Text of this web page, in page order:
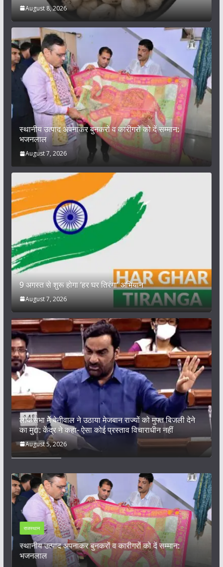
August 8, 2026
स्थानीय उत्पाद अपनाकर बुनकरों व कारीगरों को दें सम्मान:
भजनलाल
August 7, 2026
9 अगस्त से शुरू होगा ‘हर घर तिरंगा’ अभियान
August 7, 2026
लोकसभा में बेनीवाल ने उठाया मेजबान राज्यों को मुफ्त बिजली देने
का मुद्दा: केंद्र ने कहा- ऐसा कोई प्रस्ताव विचाराधीन नहीं
August 5, 2026
राजस्थान
स्थानीय उत्पाद अपनाकर बुनकरों व कारीगरों को दें सम्मान:
भजनलाल